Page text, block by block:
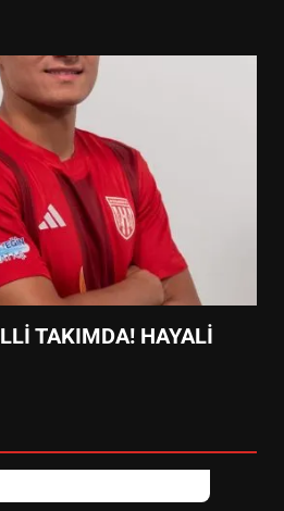
TAKIMDA! HAYALİ
NE